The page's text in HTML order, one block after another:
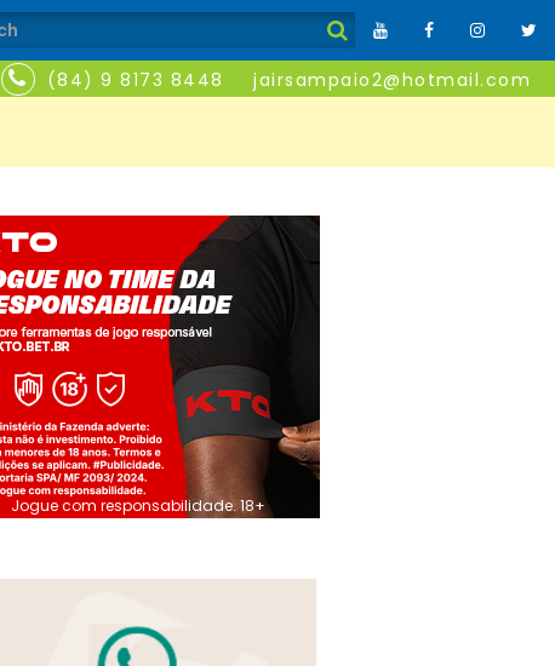
(84) 9 8173 8448 jairsampaio2@hotmail.com
Jogue com responsabilidade. 18+